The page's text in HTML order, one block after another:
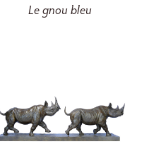
Le gnou bleu